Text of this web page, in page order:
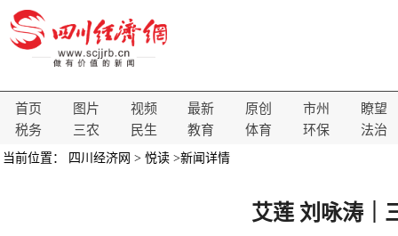
首页 图片 视频 最新 原创 市州
瞭望
税务
三农 民生 教育 体育 环保 法治
当前位置： 四川经济网 > 悦读 >新闻详情
艾莲 刘咏涛｜